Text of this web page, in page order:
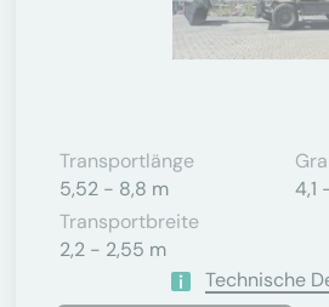
Transportlänge
5,52 - 8,8 m
4,1
Transportbreite
2,2 - 2,55 m
Technische